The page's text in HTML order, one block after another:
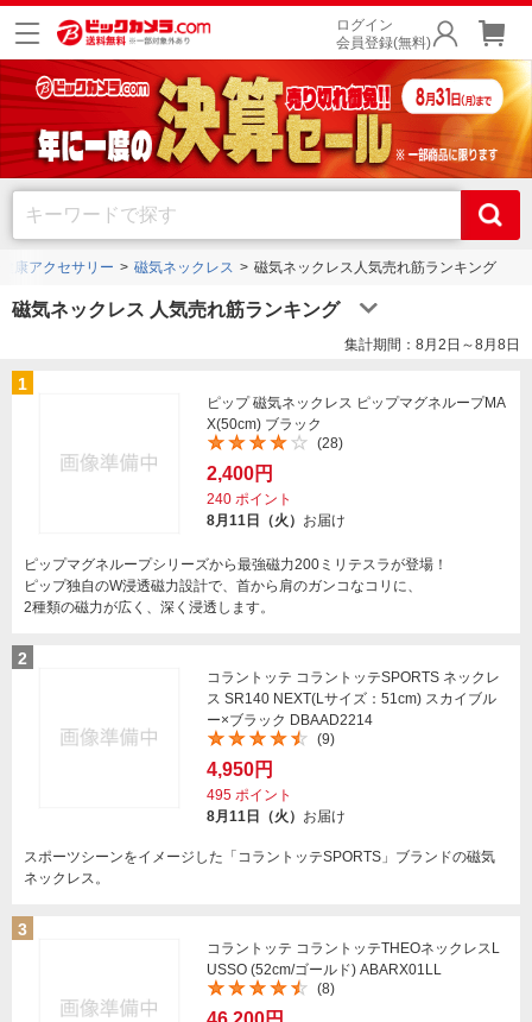
ログイン
会員登録(無料)
健康アクセサリー 磁気ネックレス 磁気ネックレス人気売れ筋ランキング
磁気ネックレス 人気売れ筋ランキング
集計期間：8月2日～8月8日
1
ピップ 磁気ネックレス ピップマグネループMA
X(50cm) ブラック
(28)
2,400円
240 ポイント
8月11日（火） お届け
ピップマグネループシリーズから最強磁力200ミリテスラが登場！
ピップ独自のW浸透磁力設計で、首から肩のガンコなコリに、
2種類の磁力が広く、深く浸透します。
2
コラントッテ コラントッテSPORTS ネックレ
ス SR140 NEXT(Lサイズ：51cm) スカイブル
ー×ブラック DBAAD2214
(9)
4,950円
495 ポイント
8月11日（火） お届け
スポーツシーンをイメージした「コラントッテSPORTS」ブランドの磁気
ネックレス。
3
コラントッテ コラントッテTHEOネックレスL
USSO (52cm/ゴールド) ABARX01LL
(8)